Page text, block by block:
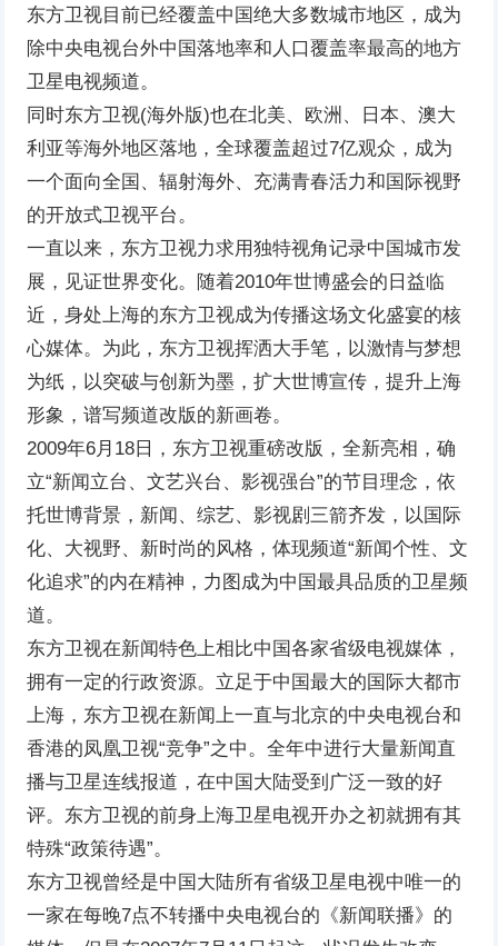
东方卫视目前已经覆盖中国绝大多数城市地区，成为
除中央电视台外中国落地率和人口覆盖率最高的地方
卫星电视频道。
同时东方卫视(海外版)也在北美、欧洲、日本、澳大
利亚等海外地区落地，全球覆盖超过7亿观众，成为
一个面向全国、辐射海外、充满青春活力和国际视野
的开放式卫视平台。
一直以来，东方卫视力求用独特视角记录中国城市发
展，见证世界变化。随着2010年世博盛会的日益临
近，身处上海的东方卫视成为传播这场文化盛宴的核
心媒体。为此，东方卫视挥洒大手笔，以激情与梦想
为纸，以突破与创新为墨，扩大世博宣传，提升上海
形象，谱写频道改版的新画卷。
2009年6月18日，东方卫视重磅改版，全新亮相，确
立“新闻立台、文艺兴台、影视强台”的节目理念，依
托世博背景，新闻、综艺、影视剧三箭齐发，以国际
化、大视野、新时尚的风格，体现频道“新闻个性、文
化追求”的内在精神，力图成为中国最具品质的卫星频
道。
东方卫视在新闻特色上相比中国各家省级电视媒体，
拥有一定的行政资源。立足于中国最大的国际大都市
上海，东方卫视在新闻上一直与北京的中央电视台和
香港的凤凰卫视“竞争”之中。全年中进行大量新闻直
播与卫星连线报道，在中国大陆受到广泛一致的好
评。东方卫视的前身上海卫星电视开办之初就拥有其
特殊“政策待遇”。
东方卫视曾经是中国大陆所有省级卫星电视中唯一的
一家在每晚7点不转播中央电视台的《新闻联播》的